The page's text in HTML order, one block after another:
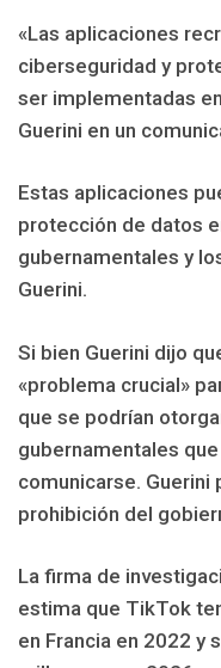
«Las aplicaciones
ciberseguridad y
ser implementadas
Guerini en un
Estas aplicaciones
protección de datos
gubernamentales y
Guerini.
Si bien Guerini dijo
«problema crucial»
que se podrían
gubernamentales
comunicarse. Guerini
prohibición del
La firma de
estima que TikTok
en Francia en 2022 y